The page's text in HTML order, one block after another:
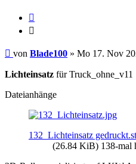
Beitrag
von Blade100 » Mo 17. Nov
Lichteinsatz für Truck_ohne_v11
Dateianhänge
132_Lichteinsatz
(26.84 KiB) 138-mal